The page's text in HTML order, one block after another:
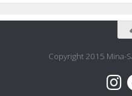
Copyright 2015 Mina-